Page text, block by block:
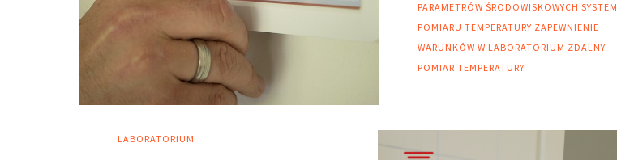
PARAMETRÓW ŚRODOWISKOWYCH SYSTEM
POMIARU TEMPERATURY ZAPEWNIENIE
WARUNKÓW W LABORATORIUM ZDALNY
POMIAR TEMPERATURY
LABORATORIUM